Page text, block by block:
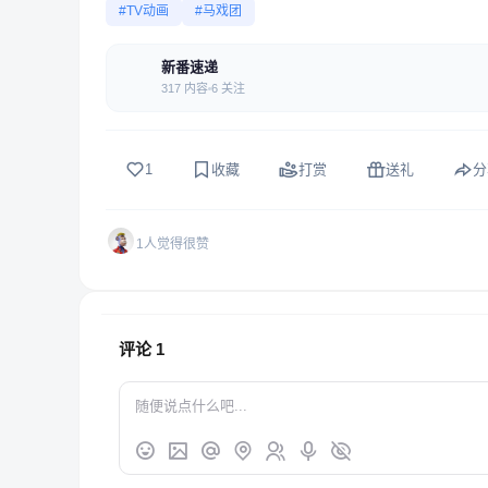
#TV动画 #马戏团
新番速递
317 内容 6 关注
1 收藏 打赏 送礼
1人觉得很赞
评论 1